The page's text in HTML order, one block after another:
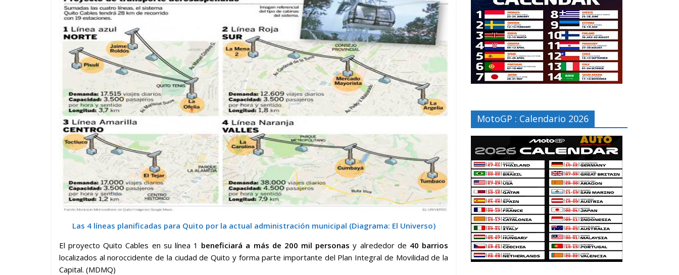
Las 4 líneas planificadas para Quito por la actual administración municipal (Diagrama: El Universo)
El proyecto Quito Cables en su línea 1 beneficiará a más de 200 mil personas y alrededor de 40 barrios
localizados al noroccidente de la ciudad de Quito y forma parte importante del Plan Integral de Movilidad de la
Capital. (MDMQ)
MotoGP : Calendario 2026